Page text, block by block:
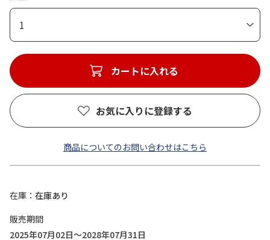
1
カートに入れる
お気に入りに登録する
商品についてのお問い合わせはこちら
在庫
在庫あり
販売期間
2025年07月02日～2028年07月31日